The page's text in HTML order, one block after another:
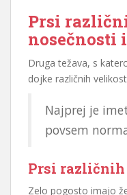
Prsi
nosečnosti
Druga težava, s
dojke različnih
Najprej je
povsem
Prsi
Zelo pogosto imajo